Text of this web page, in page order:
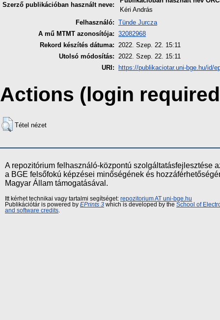
Szerző publikációban használt neve:
Kéri András
Felhasználó: Tünde Jurcza
A mű MTMT azonosítója: 32082968
Rekord készítés dátuma: 2022. Szep. 22. 15:11
Utolsó módosítás: 2022. Szep. 22. 15:11
URI:
https://publikaciotar.uni-bge.hu/id/
Actions (login
Tétel nézet
A repozitórium felhasználó-központú szolgáltatásfejlesztése
a BGE felsőfokú képzései minőségének és
Magyar Állam támogatásával.
Itt kérhet technikai vagy tartalmi segítséget: repozitorium AT uni-bge.hu
Publikációtár is powered by EPrints 3 which is developed by the School of
and software credits.